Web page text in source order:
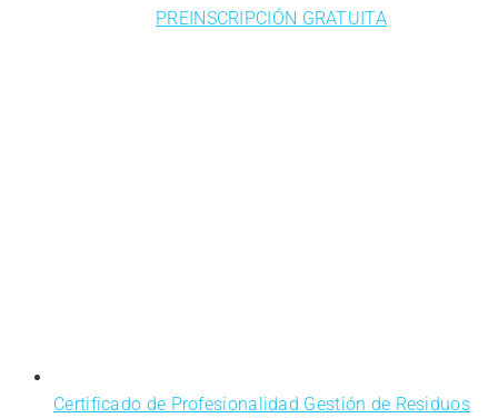
PREINSCRIPCIÓN GRATUITA
Certificado de Profesionalidad Gestión de Residuos